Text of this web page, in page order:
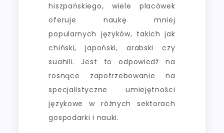
hiszpańskiego, wiele placówek
oferuje naukę mniej
popularnych języków, takich jak
chiński, japoński, arabski czy
suahili. Jest to odpowiedź na
rosnące zapotrzebowanie na
specjalistyczne umiejętności
językowe w różnych sektorach
gospodarki i nauki.